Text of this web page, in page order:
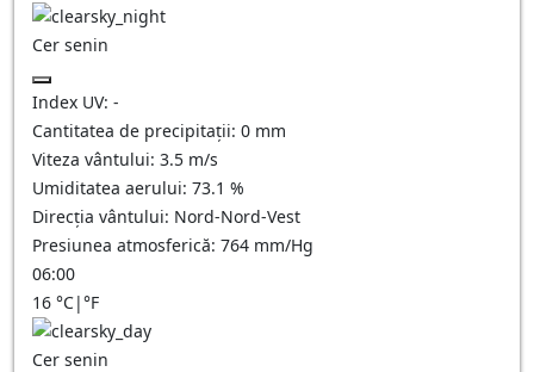
Cer senin
Index UV: -
Cantitatea de precipitații: 0 mm
Viteza vântului: 3.5 m/s
Umiditatea aerului: 73.1 %
Direcția vântului: Nord-Nord-Vest
Presiunea atmosferică: 764 mm/Hg
06:00
16 °C|°F
Cer senin